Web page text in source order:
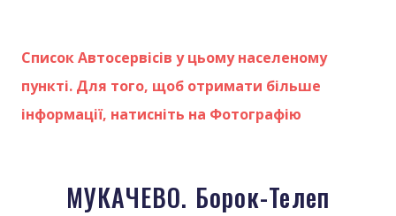
Список Автосервісів у цьому населеному
пункті. Для того, щоб отримати більше
інформації, натисніть на Фотографію
МУКАЧЕВО. Борок-Телеп